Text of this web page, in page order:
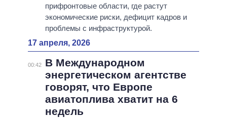
прифронтовые области, где растут
экономические риски, дефицит кадров и
проблемы с инфраструктурой.
17 апреля, 2026
00:42
В Международном
энергетическом агентстве
говорят, что Европе
авиатоплива хватит на 6
недель